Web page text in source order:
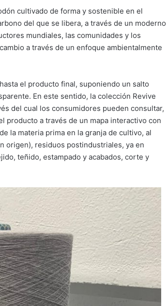
cultivado de forma y sostenible en el
del que se libera, a través de un moderno
mundiales, las comunidades y los
a través de un enfoque ambientalmente
el producto final, suponiendo un salto
En este sentido, la colección Revive
del cual los consumidores pueden consultar,
producto a través de un mapa interactivo con
la materia prima en la granja de cultivo, al
origen), residuos postindustriales, ya en
teñido, estampado y acabados, corte y